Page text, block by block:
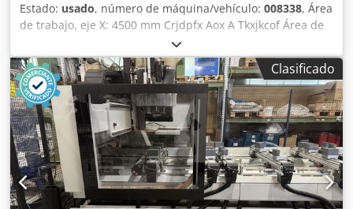
Estado: usado, número de máquina/vehículo: 008338, Área
de trabajo, eje X: 4500 mm Crjdpfx Aox A Tkxjkcof Área de
trabajo, eje Y: 1935 mm Superficie de trabajo: con soportes
de vacío Potencia del husillo principal: 15 kW Número de
ejes controlados: 5 ejes Número de husillos de
perforación: 41 Número de posiciones para herramientas:
37
Clasificado